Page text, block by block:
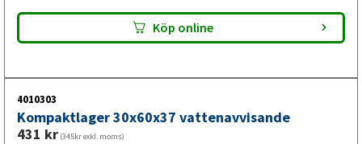
Köp online
4010303
Kompaktlager 30x60x37 vattenavvisande
431 kr (345kr exkl. moms)